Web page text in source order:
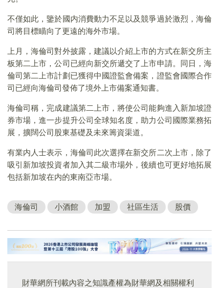
不僅如此，鑒於國内消費動力不足以及競爭過於激烈，海倫
司將目標瞄向了更遠的海外市場。
上月，海倫司對外披露，建議以介紹上市的方式在新交所主
板第二上市，公司已經向新交所遞交了上市申請。同日，海
倫司第二上市計劃已獲得中國證監會備案，證監會國際合作
司已經向海倫司發佈了境外上市備案通知書。
海倫司稱，完成建議第二上市，將使公司能夠進入新加坡證
券市場，進一步提升公司全球知名度，助力公司國際業務拓
展，擴闊公司股東基礎及未來籌資渠道。
有業内人士表示，海倫司此次選擇在新交所二次上市，除了
吸引新加坡投資者加入其二級市場外，後續也可更好地拓展
包括新加坡在内的東南亞市場。
海倫司 小酒館 加盟 社區生活 股價
財華網所刊載內容之知識產權為財華網及相關權利